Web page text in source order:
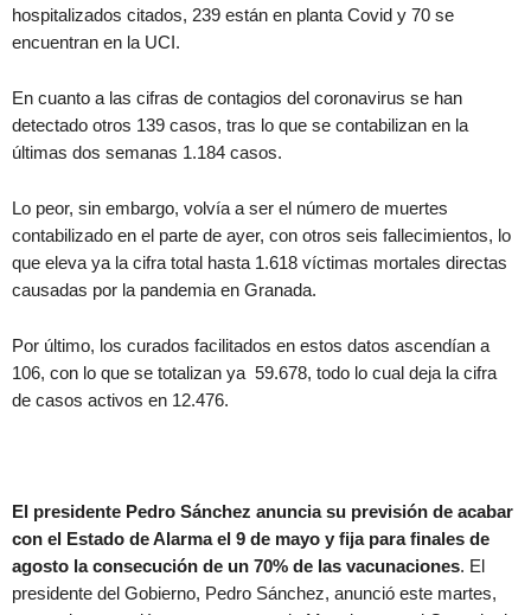
hospitalizados citados, 239 están en planta Covid y 70 se
encuentran en la UCI.
En cuanto a las cifras de contagios del coronavirus se han
detectado otros 139 casos, tras lo que se contabilizan en la
últimas dos semanas 1.184 casos.
Lo peor, sin embargo, volvía a ser el número de muertes
contabilizado en el parte de ayer, con otros seis fallecimientos, lo
que eleva ya la cifra total hasta 1.618 víctimas mortales directas
causadas por la pandemia en Granada.
Por último, los curados facilitados en estos datos ascendían a
106, con lo que se totalizan ya 59.678, todo lo cual deja la cifra
de casos activos en 12.476.
El presidente Pedro Sánchez anuncia su previsión de acabar
con el Estado de Alarma el 9 de mayo y fija para finales de
agosto la consecución de un 70% de las vacunaciones. El
presidente del Gobierno, Pedro Sánchez, anunció este martes,